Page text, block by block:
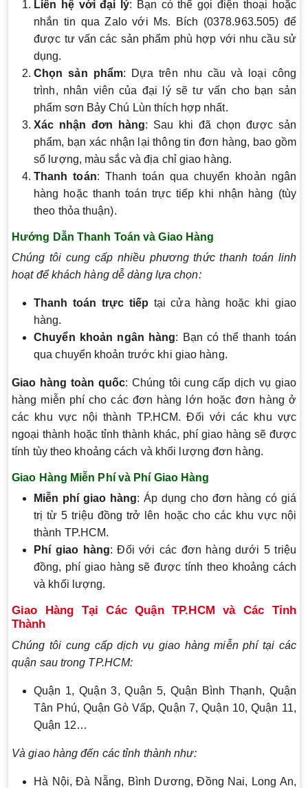
Liên hệ với đại lý: Bạn có thể gọi điện thoại hoặc
nhắn tin qua Zalo với Ms. Bích (0378.963.505) để
được tư vấn các sản phẩm phù hợp với nhu cầu sử
dụng.
Chọn sản phẩm: Dựa trên nhu cầu và loại công
trình, nhân viên của đại lý sẽ tư vấn cho bạn sản
phẩm sơn Bảy Chú Lùn thích hợp nhất.
Xác nhận đơn hàng: Sau khi đã chọn được sản
phẩm, bạn xác nhận lại thông tin đơn hàng, bao gồm
số lượng, màu sắc và địa chỉ giao hàng.
Thanh toán: Thanh toán qua chuyển khoản ngân
hàng hoặc thanh toán trực tiếp khi nhận hàng (tùy
theo thỏa thuận).
Hướng Dẫn Thanh Toán và Giao Hàng
Chúng tôi cung cấp nhiều phương thức thanh toán linh
hoạt để khách hàng dễ dàng lựa chọn:
Thanh toán trực tiếp tại cửa hàng hoặc khi giao
hàng.
Chuyển khoản ngân hàng: Bạn có thể thanh toán
qua chuyển khoản trước khi giao hàng.
Giao hàng toàn quốc: Chúng tôi cung cấp dịch vụ giao
hàng miễn phí cho các đơn hàng lớn hoặc đơn hàng ở
các khu vực nội thành TP.HCM. Đối với các khu vực
ngoại thành hoặc tỉnh thành khác, phí giao hàng sẽ được
tính tùy theo khoảng cách và khối lượng đơn hàng.
Giao Hàng Miễn Phí và Phí Giao Hàng
Miễn phí giao hàng: Áp dụng cho đơn hàng có giá
trị từ 5 triệu đồng trở lên hoặc cho các khu vực nội
thành TP.HCM.
Phí giao hàng: Đối với các đơn hàng dưới 5 triệu
đồng, phí giao hàng sẽ được tính theo khoảng cách
và khối lượng.
Giao Hàng Tại Các Quận TP.HCM và Các Tỉnh
Thành
Chúng tôi cung cấp dịch vụ giao hàng miễn phí tại các
quận sau trong TP.HCM:
Quận 1, Quận 3, Quận 5, Quận Bình Thạnh, Quận
Tân Phú, Quận Gò Vấp, Quận 7, Quận 10, Quận 11,
Quận 12…
Và giao hàng đến các tỉnh thành như:
Hà Nội, Đà Nẵng, Bình Dương, Đồng Nai, Long An,